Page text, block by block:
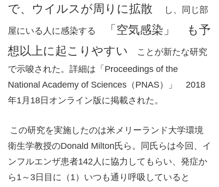
で、
ウイルスが周りに拡散 し、同じ部
屋にいる人に感染する
「空気感染」 も予
想以上に起こりやすい ことが新たな研究
で示唆された。詳細は「Proceedings of the
National Academy of Sciences（PNAS）」 2018
年1月18日オンライン版に掲載された。
この研究を実施したのは米メリーランド大学環境
衛生学教授のDonald Milton氏ら。同氏らは今回、イ
ンフルエンザ患者142人に協力してもらい、発症か
ら1～3日目に（1）いつも通り呼吸していると